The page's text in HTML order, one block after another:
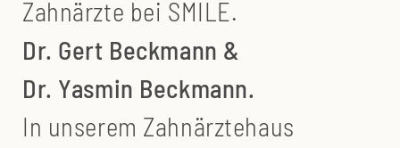
Zahnärzte bei SMILE.
Dr. Gert Beckmann &
Dr. Yasmin Beckmann.
In unserem Zahnärztehaus